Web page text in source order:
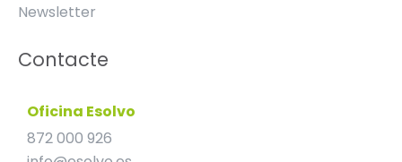
Newsletter
Contacte
Oficina Esolvo
872 000 926